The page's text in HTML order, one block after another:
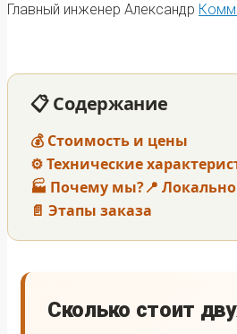
Главный инженер Александр
📋 Содержание
💰 Стоимость и цены
⚙️ Технические
🏭 Почему мы?📍
📄 Этапы заказа
Сколько стоит